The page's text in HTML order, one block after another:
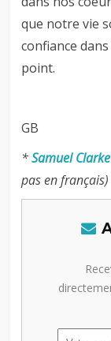
que notre vie
confiance
point.
GB
*Samuel
pas en français)